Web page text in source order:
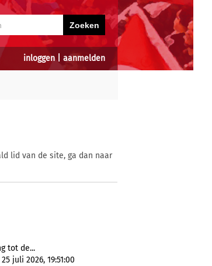
inloggen| aanmelden
lid van de site, ga dan naar
tot de...
juli 2026, 19:51:00